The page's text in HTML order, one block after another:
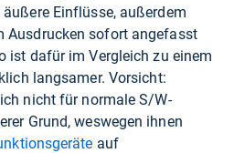
Einflüsse, außerdem
Ausdrucken sofort angefasst
ist dafür im Vergleich zu einem
langsamer. Vorsicht:
nicht für normale S/W-
Grund, weswegen ihnen
auf